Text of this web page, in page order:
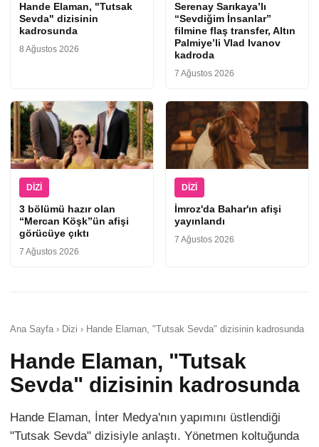
Hande Elaman, "Tutsak
Sevda" dizisinin
kadrosunda
8 Ağustos 2026
Serenay Sarıkaya’lı
“Sevdiğim İnsanlar”
filmine flaş transfer, Altın
Palmiye’li Vlad Ivanov
kadroda
7 Ağustos 2026
DIZI
3 bölümü hazır olan
“Mercan Köşk”ün afişi
görücüye çıktı
7 Ağustos 2026
DIZI
İmroz'da Bahar'ın afişi
yayınlandı
7 Ağustos 2026
Ana Sayfa › Dizi › Hande Elaman, "Tutsak Sevda" dizisinin kadrosunda
Hande Elaman, "Tutsak
Sevda" dizisinin kadrosunda
Hande Elaman, İnter Medya'nın yapımını üstlendiği
"Tutsak Sevda" dizisiyle anlaştı. Yönetmen koltuğunda